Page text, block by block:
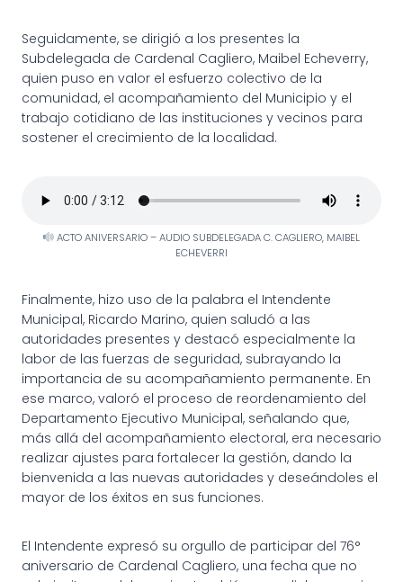
Seguidamente, se dirigió a los presentes la
Subdelegada de Cardenal Cagliero, Maibel Echeverry,
quien puso en valor el esfuerzo colectivo de la
comunidad, el acompañamiento del Municipio y el
trabajo cotidiano de las instituciones y vecinos para
sostener el crecimiento de la localidad.
ACTO ANIVERSARIO – AUDIO SUBDELEGADA C. CAGLIERO, MAIBEL
ECHEVERRI
Finalmente, hizo uso de la palabra el Intendente
Municipal, Ricardo Marino, quien saludó a las
autoridades presentes y destacó especialmente la
labor de las fuerzas de seguridad, subrayando la
importancia de su acompañamiento permanente. En
ese marco, valoró el proceso de reordenamiento del
Departamento Ejecutivo Municipal, señalando que,
más allá del acompañamiento electoral, era necesario
realizar ajustes para fortalecer la gestión, dando la
bienvenida a las nuevas autoridades y deseándoles el
mayor de los éxitos en sus funciones.
El Intendente expresó su orgullo de participar del 76°
aniversario de Cardenal Cagliero, una fecha que no